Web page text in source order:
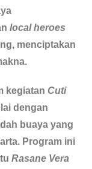
local heroes
menciptakan
kegiatan Cuti
dengan
buaya yang
Program ini
Rasane Vera